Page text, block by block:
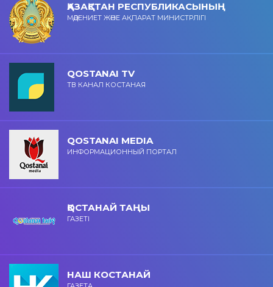
ҚАЗАҚСТАН РЕСПУБЛИКАСЫНЫҢ
МӘДЕНИЕТ ЖӘНЕ АҚПАРАТ МИНИСТРЛІГІ
QOSTANAI TV
ТВ КАНАЛ КОСТАНАЯ
QOSTANAI MEDIA
ИНФОРМАЦИОННЫЙ ПОРТАЛ
ҚОСТАНАЙ ТАҢЫ
ГАЗЕТІ
НАШ КОСТАНАЙ